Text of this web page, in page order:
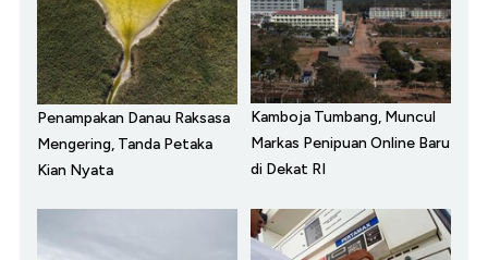
Penampakan Danau Raksasa
Mengering, Tanda Petaka
Kian Nyata
Kamboja Tumbang, Muncul
Markas Penipuan Online Baru
di Dekat RI